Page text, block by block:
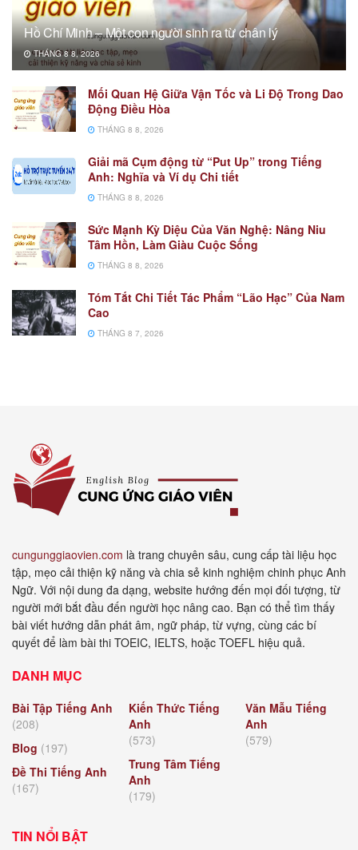
Hồ Chí Minh – Một con người sinh ra từ chân lý
THÁNG 8 8, 2026
Mối Quan Hệ Giữa Vận Tốc và Li Độ Trong Dao
Động Điều Hòa
THÁNG 8 8, 2026
Giải mã Cụm động từ “Put Up” trong Tiếng
Anh: Nghĩa và Ví dụ Chi tiết
THÁNG 8 8, 2026
Sức Mạnh Kỳ Diệu Của Văn Nghệ: Nâng Niu
Tâm Hồn, Làm Giàu Cuộc Sống
THÁNG 8 8, 2026
Tóm Tắt Chi Tiết Tác Phẩm “Lão Hạc” Của Nam
Cao
THÁNG 8 7, 2026
cungunggiaovien.com là trang chuyên sâu, cung cấp tài liệu học
tập, mẹo cải thiện kỹ năng và chia sẻ kinh nghiệm chinh phục Anh
Ngữ. Với nội dung đa dạng, website hướng đến mọi đối tượng, từ
người mới bắt đầu đến người học nâng cao. Bạn có thể tìm thấy
bài viết hướng dẫn phát âm, ngữ pháp, từ vựng, cùng các bí
quyết để làm bài thi TOEIC, IELTS, hoặc TOEFL hiệu quả.
DANH MỤC
Bài Tập Tiếng Anh
(208)
Blog (197)
Đề Thi Tiếng Anh
(167)
Kiến Thức Tiếng
Anh
(573)
Trung Tâm Tiếng
Anh
(179)
Văn Mẫu Tiếng
Anh
(579)
TIN NỔI BẬT